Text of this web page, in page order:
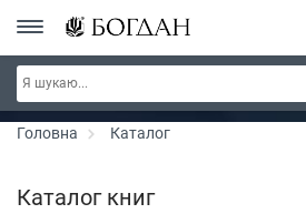
РОЗПРОДАЖ ~ 150 грн ~ 200 грн ~ 250 грн ~
300 грн ~ РОЗПРОДАЖ
Головна Каталог
Каталог книг